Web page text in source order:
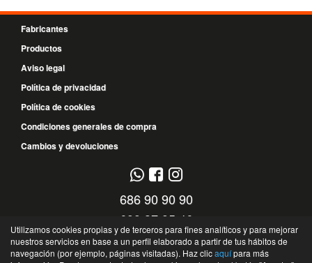
Fabricantes
Productos
Aviso legal
Política de privacidad
Política de cookies
Condiciones generales de compra
Cambios y devoluciones
686 90 90 90
699 37 95 46
C/ El Timple, 13 - 38108 - Santa Cruz de Tenerife - Santa Cruz de Tenerife -
España
Utilizamos cookies propias y de terceros para fines analíticos y para mejorar
nuestros servicios en base a un perfil elaborado a partir de tus hábitos de
navegación (por ejemplo, páginas visitadas). Haz clicaquípara más